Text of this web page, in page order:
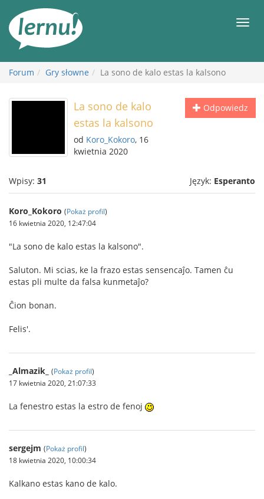
Forum Gry słowne La sono de kalo estas la kalsono
Odpowiedz
La sono de kalo
estas la kalsono
od Koro_Kokoro, 16
kwietnia 2020
Wpisy: 31 Język: Esperanto
Koro_Kokoro (Pokaż profil)
16 kwietnia 2020, 12:47:04
"La sono de kalo estas la kalsono".
Saluton. Mi scias, ke la frazo estas sensencaĵo. Tamen ĉu
estas pli multe da falsa kunmetaĵo?
Ĉion bonan.
Felis'.
_Almazik_ (Pokaż profil)
17 kwietnia 2020, 21:07:33
La fenestro estas la estro de fenoj
sergejm (Pokaż profil)
18 kwietnia 2020, 10:00:34
Kalkano estas kano de kalo.